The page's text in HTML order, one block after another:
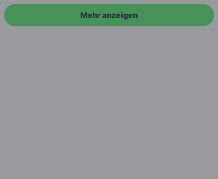
Mehr anzeigen